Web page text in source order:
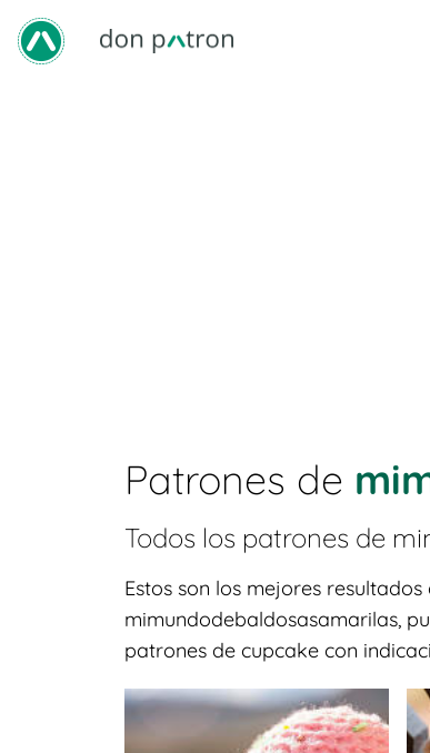
Patrones de
Todos los patrones de
Estos son los mejores
mimundodebaldosasamarilas,
patrones de cupcake con